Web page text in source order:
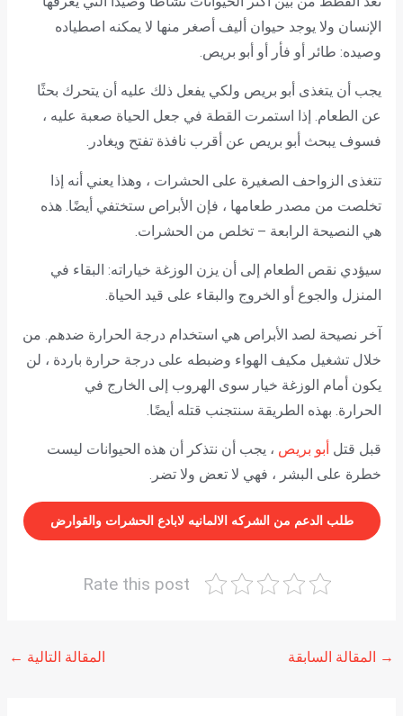
الإنسان ولا يوجد حيوان أليف أصغر منها لا يمكنه اصطياده
وصيده: طائر أو فأر أو أبو بريص.
يجب أن يتغذى أبو بريص ولكي يفعل ذلك عليه أن يتحرك بحثًا
عن الطعام. إذا استمرت القطة في جعل الحياة صعبة عليه ،
فسوف يبحث أبو بريص عن أقرب نافذة تفتح ويغادر.
تتغذى الزواحف الصغيرة على الحشرات ، وهذا يعني أنه إذا
تخلصت من مصدر طعامها ، فإن الأبراص ستختفي أيضًا. هذه
هي النصيحة الرابعة – تخلص من الحشرات.
سيؤدي نقص الطعام إلى أن يزن الوزغة خياراته: البقاء في
المنزل والجوع أو الخروج والبقاء على قيد الحياة.
آخر نصيحة لصد الأبراص هي استخدام درجة الحرارة ضدهم. من
خلال تشغيل مكيف الهواء وضبطه على درجة حرارة باردة ، لن
يكون أمام الوزغة خيار سوى الهروب إلى الخارج في
الحرارة. بهذه الطريقة سنتجنب قتله أيضًا.
قبل قتل أبو بريص ، يجب أن نتذكر أن هذه الحيوانات ليست
خطرة على البشر ، فهي لا تعض ولا تضر.
طلب الدعم من الشركه الالمانيه لابادع الحشرات والقوارض
Rate this post
→ المقالة السابقة المقالة التالية ←